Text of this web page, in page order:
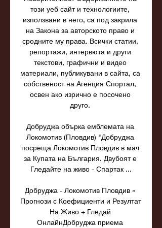
този уеб сайт и технологиите,
използвани в него, са под закрила
на Закона за авторското право и
сродните му права. Всички статии,
репортажи, интервюта и други
текстови, графични и видео
материали, публикувани в сайта, са
собственост на Агенция Спортал,
освен ако изрично е посочено
друго.
Добруджа обърка емблемата на
Локомотив (Пловдив) "Добруджа
посреща Локомотив Пловдив в мач
за Купата на България. Двубоят е
Гледайте на живо - Спартак ...
Добруджа - Локомотив Пловдив »
Прогнози с Коефициенти и Резултат
На Живо + Гледай
ОнлайнДобруджа приема